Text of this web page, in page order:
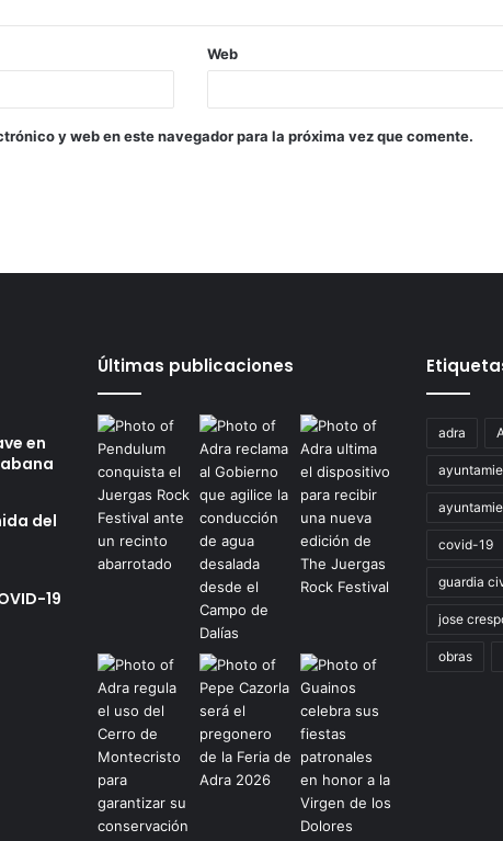
Web
y web en este navegador para la próxima vez que comente.
en
del
19
Últimas publicaciones
adra
covid-19
guardia
jose
obras